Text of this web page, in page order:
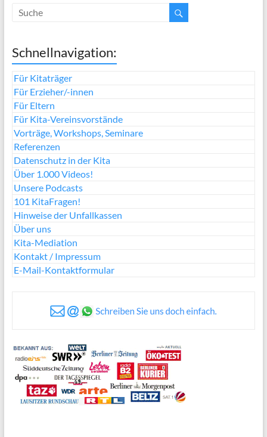
Schnellnavigation:
Für Kitaträger
Für Erzieher/-innen
Für Eltern
Für Kita-Vereinsvorstände
Vorträge, Workshops, Seminare
Referenzen
Datenschutz in der Kita
Über 1.000 Videos!
Unsere Podcasts
101 KitaFragen!
Hinweise der Unfallkassen
Über uns
Kita-Mediation
Kontakt / Impressum
E-Mail-Kontaktformular